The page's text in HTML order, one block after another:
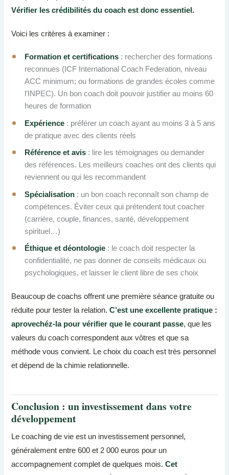
Vérifier les crédibilités du coach est donc essentiel.
Voici les critères à examiner :
Formation et certifications : rechercher des formations
reconnues (ICF International Coach Federation, niveau
ACC minimum; ou formations de grandes écoles comme
l’INPEC). Un bon coach doit pouvoir justifier au moins 60
heures de formation
Expérience : préférer un coach ayant au moins 3 à 5 ans
de pratique avec des clients réels
Référence et avis : lire les témoignages ou demander
des références. Les meilleurs coaches ont des clients qui
reviennent ou qui les recommandent
Spécialisation : un bon coach reconnaît son champ de
compétences. Éviter ceux qui prétendent tout coacher
(carrière, couple, finances, santé, développement
spirituel…)
Éthique et déontologie : le coach doit respecter la
confidentialité, ne pas donner de conseils médicaux ou
psychologiques, et laisser le client libre de ses choix
Beaucoup de coachs offrent une première séance gratuite ou
réduite pour tester la relation.C’est une excellente pratique :
aprovechéz-la pour vérifier que le courant passe, que les
valeurs du coach correspondent aux vôtres et que sa
méthode vous convient. Le choix du coach est très personnel
et dépend de la chimie relationnelle.
Conclusion : un investissement dans votre
développement
Le coaching de vie est un investissement personnel,
généralement entre 600 et 2 000 euros pour un
accompagnement complet de quelques mois.Cet